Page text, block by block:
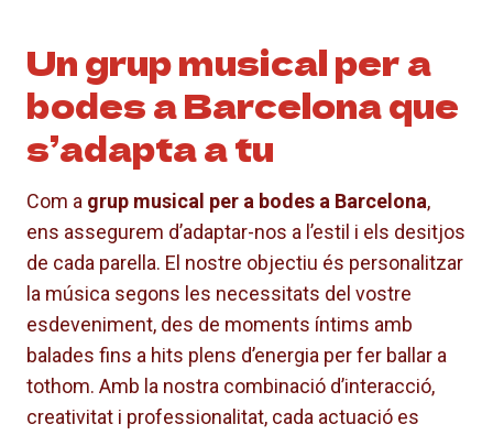
Un grup musical per a
bodes a Barcelona que
s’adapta a tu
Com a grup musical per a bodes a Barcelona,
ens assegurem d’adaptar-nos a l’estil i els desitjos
de cada parella. El nostre objectiu és personalitzar
la música segons les necessitats del vostre
esdeveniment, des de moments íntims amb
balades fins a hits plens d’energia per fer ballar a
tothom. Amb la nostra combinació d’interacció,
creativitat i professionalitat, cada actuació es